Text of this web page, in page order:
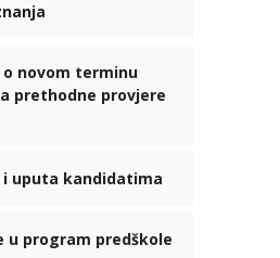
novom terminu
prethodne provjere
i uputa kandidatima
u program predškole